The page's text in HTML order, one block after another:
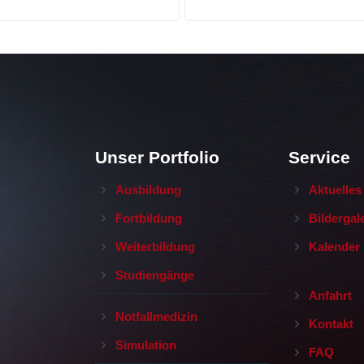
Unser Portfolio
Ausbildung
Fortbildung
Weiterbildung
Studiengänge
Notfallmedizin
Simulation
Service
Aktuelles
Kalender
Anfahrt
Kontakt
FAQ